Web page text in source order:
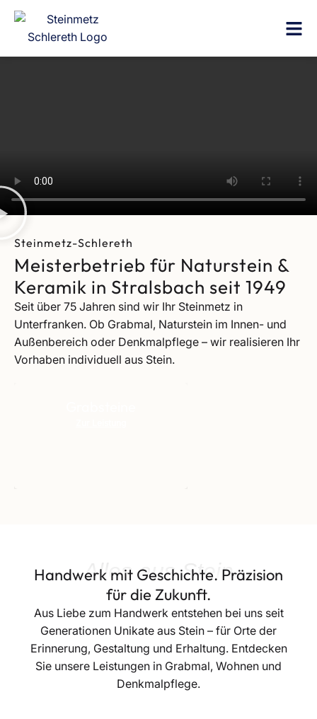
Steinmetz-Schlereth
Meisterbetrieb für Naturstein &
Keramik in Stralsbach seit 1949
Seit über 75 Jahren sind wir Ihr Steinmetz in
Unterfranken. Ob Grabmal, Naturstein im Innen- und
Außenbereich oder Denkmalpflege – wir realisieren Ihr
Vorhaben individuell aus Stein.
Alles aus Stein
Handwerk mit Geschichte. Präzision
für die Zukunft.
Aus Liebe zum Handwerk entstehen bei uns seit
Generationen Unikate aus Stein – für Orte der
Erinnerung, Gestaltung und Erhaltung. Entdecken
Sie unsere Leistungen in Grabmal, Wohnen und
Denkmalpflege.